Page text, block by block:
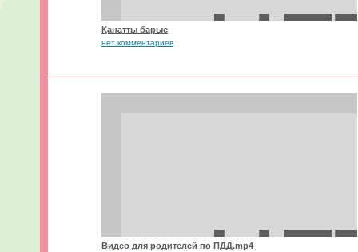
Қанатты барыс
нет комментариев
Видео для родителей по ПДД.mp4